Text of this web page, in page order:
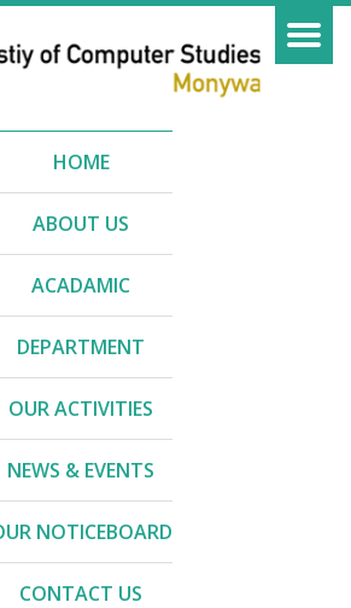
HOME
ABOUT US
ACADAMIC
DEPARTMENT
OUR ACTIVITIES
NEWS & EVENTS
NOTICEBOARD
CONTACT US